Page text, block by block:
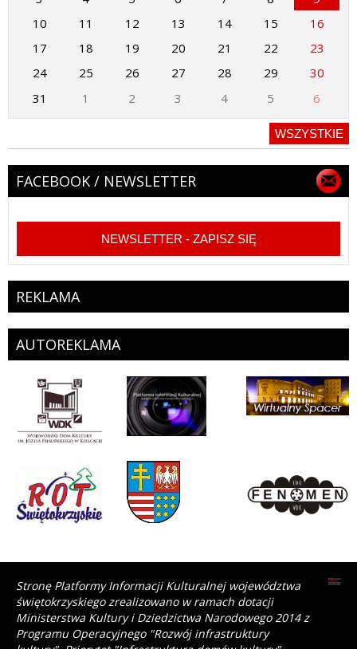
10
11 12 13 14 15
16
17
18 19 20 21 22
23
24
25 26 27 28 29
30
31
1 2 3 4 5 6
WSZYSTKIE
FACEBOOK / NEWSLETTER
NEWSLETTER - ZAPISZ SIĘ
REKLAMA
AUTOREKLAMA
Stronę Platformy Informacji Kulturalnej województwa
świętokrzyskiego zrealizowano w ramach dotacji
Ministerstwa Kultury i Dziedzictwa Narodowego 2014 z
Programu Operacyjnego "Rozwój infrastruktury